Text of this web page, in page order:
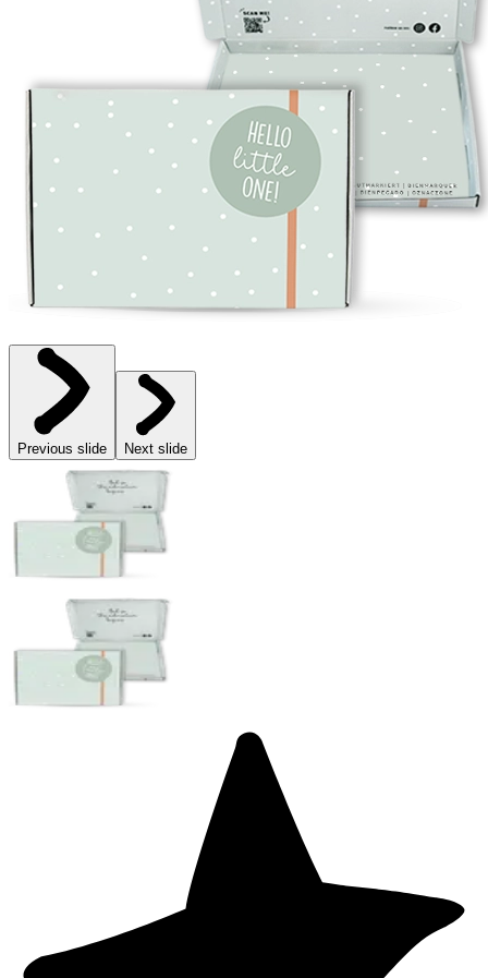
Previous slide Next slide